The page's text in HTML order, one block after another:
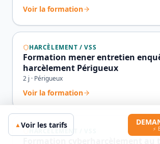
Voir la formation
HARCÈLEMENT / VSS
Formation mener entretien
harcèlement Périgueux
2 j · Périgueux
Voir la formation
HARCÈLEMENT / VSS
▲Voir les tarifs ⚡